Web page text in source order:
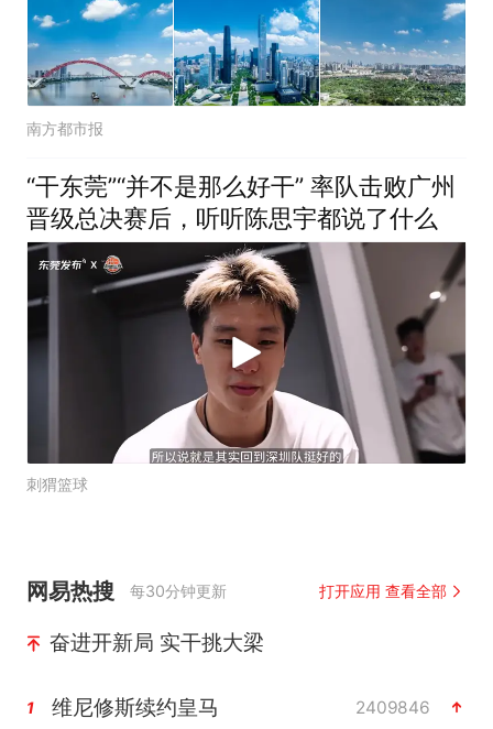
南方都市报
“干东莞”“并不是那么好干” 率队击败广州
晋级总决赛后，听听陈思宇都说了什么
刺猬篮球
网易热搜 每30分钟更新 打开应用 查看全部
奋进开新局 实干挑大梁
1 维尼修斯续约皇马 2409846